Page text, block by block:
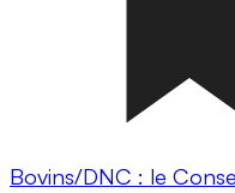
Bovins/DNC : le